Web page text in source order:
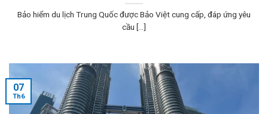
Bảo hiểm du lịch Trung Quốc được Bảo Việt cung cấp, đáp ứng yêu
cầu [...]
07
Th6